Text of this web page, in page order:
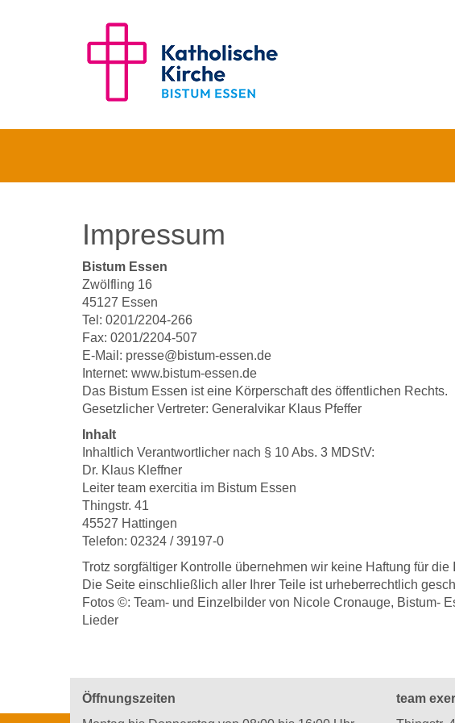
Impressum
Bistum Essen
Zwölfling 16
45127 Essen
Tel: 0201/2204-266
Fax: 0201/2204-507
E-Mail: presse@bistum-essen.de
Internet: www.bistum-essen.de
Das Bistum Essen ist eine Körperschaft des öffentlichen Rechts.
Gesetzlicher Vertreter: Generalvikar Klaus Pfeffer
Inhalt
Inhaltlich Verantwortlicher nach § 10 Abs. 3 MDStV:
Dr. Klaus Kleffner
Leiter team exercitia im Bistum Essen
Thingstr. 41
45527 Hattingen
Telefon: 02324 / 39197-0
Trotz sorgfältiger Kontrolle übernehmen wir keine Haftung für
Die Seite einschließlich aller Ihrer Teile ist urheberrechtlich
Fotos ©: Team- und Einzelbilder von Nicole Cronauge, Bistum-
Lieder
Öffnungszeiten
team